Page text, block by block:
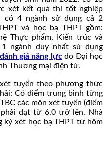
xét kết quả thi tốt nghiệp
có 4 ngành sử dụng cả 2
và học bạ THPT gồm:
Thực phẩm, Kiến trúc và
ngành duy nhất sử dụng
giá năng lựcdo Đại học
Thương mại điện tử.
tuyển theo phương thức
Có điểm trung bình từng
các môn xét tuyển (điểm
đạt từ 6.0 trở lên. Nhà
ký xét học bạ THPT từ hôm